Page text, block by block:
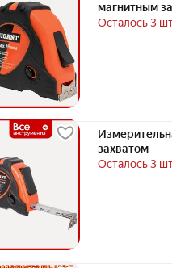
магнитным
Осталось 3
захватом
Осталось 3